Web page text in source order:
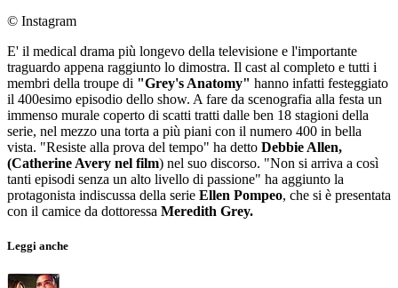
© Instagram
E' il medical drama più longevo della televisione e l'importante
traguardo appena raggiunto lo dimostra. Il cast al completo e tutti i
membri della troupe di "Grey's Anatomy" hanno infatti festeggiato
il 400esimo episodio dello show. A fare da scenografia alla festa un
immenso murale coperto di scatti tratti dalle ben 18 stagioni della
serie, nel mezzo una torta a più piani con il numero 400 in bella
vista. "Resiste alla prova del tempo" ha detto Debbie Allen,
(Catherine Avery nel film) nel suo discorso. "Non si arriva a così
tanti episodi senza un alto livello di passione" ha aggiunto la
protagonista indiscussa della serie Ellen Pompeo, che si è presentata
con il camice da dottoressa Meredith Grey.
Leggi anche